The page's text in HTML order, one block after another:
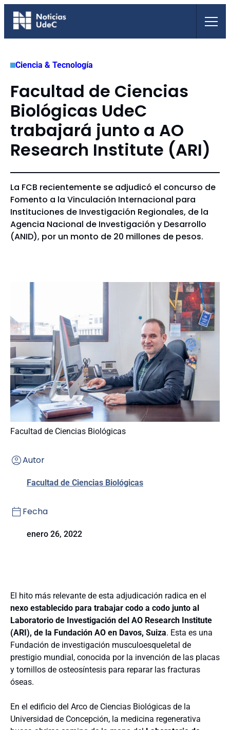
Saltar
Ciencia & Tecnología
Facultad de Ciencias
Biológicas UdeC
trabajará junto a AO
Research Institute (ARI)
La FCB recientemente se adjudicó el concurso de
Fomento a la Vinculación Internacional para
Instituciones de Investigación Regionales, de la
Agencia Nacional de Investigación y Desarrollo
(ANID), por un monto de 20 millones de pesos.
Facultad de Ciencias Biológicas
Autor
Facultad de Ciencias Biológicas
Fecha
enero 26, 2022
El hito más relevante de esta adjudicación radica en el
nexo establecido para trabajar codo a codo junto al
Laboratorio de Investigación del AO Research Institute
(ARI), de la Fundación AO en Davos, Suiza. Esta es una
Fundación de investigación musculoesqueletal de
prestigio mundial, conocida por la invención de las placas
y tornillos de osteosíntesis para reparar las fracturas
óseas.
En el edificio del Arco de Ciencias Biológicas de la
Universidad de Concepción, la medicina regenerativa